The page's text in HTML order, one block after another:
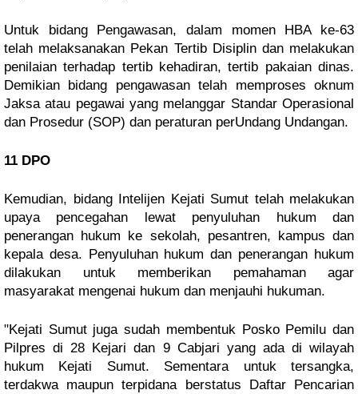
Untuk bidang Pengawasan, dalam momen HBA ke-63
telah melaksanakan Pekan Tertib Disiplin dan melakukan
penilaian terhadap tertib kehadiran, tertib pakaian dinas.
Demikian bidang pengawasan telah memproses oknum
Jaksa atau pegawai yang melanggar Standar Operasional
dan Prosedur (SOP) dan peraturan perUndang Undangan.
11 DPO
Kemudian, bidang Intelijen Kejati Sumut telah melakukan
upaya pencegahan lewat penyuluhan hukum dan
penerangan hukum ke sekolah, pesantren, kampus dan
kepala desa. Penyuluhan hukum dan penerangan hukum
dilakukan untuk memberikan pemahaman agar
masyarakat mengenai hukum dan menjauhi hukuman.
"Kejati Sumut juga sudah membentuk Posko Pemilu dan
Pilpres di 28 Kejari dan 9 Cabjari yang ada di wilayah
hukum Kejati Sumut. Sementara untuk tersangka,
terdakwa maupun terpidana berstatus Daftar Pencarian